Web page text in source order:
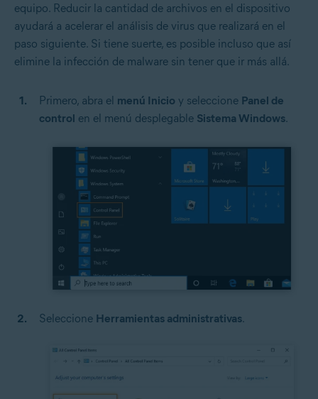
equipo. Reducir la cantidad de archivos en el dispositivo
ayudará a acelerar el análisis de virus que realizará en el
paso siguiente. Si tiene suerte, es posible incluso que así
elimine la infección de malware sin tener que ir más allá.
Primero, abra el menú Inicio y seleccione Panel de
control en el menú desplegable Sistema Windows.
Seleccione Herramientas administrativas.